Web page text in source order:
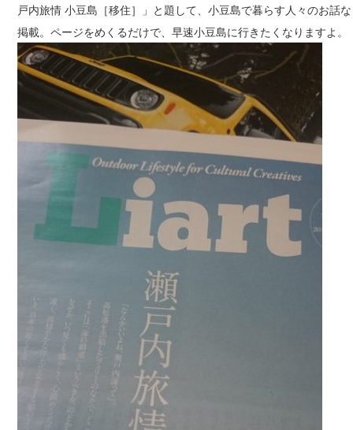
戸内旅情 小豆島［移住］」と題して、小豆島で暮らす人々のお話
掲載。ページをめくるだけで、早速小豆島に行きたくなりますよ。